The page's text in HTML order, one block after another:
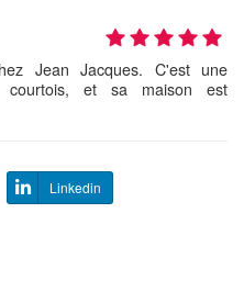
Jean Jacques. C'est une
courtois, et sa maison est
Linkedin